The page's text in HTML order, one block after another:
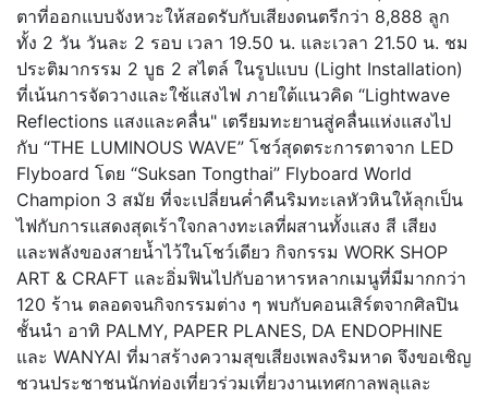
ตาที่ออกแบบจังหวะให้สอดรับกับเสียงดนตรีกว่า 8,888 ลูก
ทั้ง 2 วัน วันละ 2 รอบ เวลา 19.50 น. และเวลา 21.50 น. ชม
ประติมากรรม 2 บูธ 2 สไตล์ ในรูปแบบ (Light Installation)
ที่เน้นการจัดวางและใช้แสงไฟ ภายใต้แนวคิด “Lightwave
Reflections แสงและคลื่น" เตรียมทะยานสู่คลื่นแห่งแสงไป
กับ “THE LUMINOUS WAVE” โชว์สุดตระการตาจาก LED
Flyboard โดย “Suksan Tongthai” Flyboard World
Champion 3 สมัย ที่จะเปลี่ยนค่ำคืนริมทะเลหัวหินให้ลุกเป็น
ไฟกับการแสดงสุดเร้าใจกลางทะเลที่ผสานทั้งแสง สี เสียง
และพลังของสายน้ำไว้ในโชว์เดียว กิจกรรม WORK SHOP
ART & CRAFT และอิ่มฟินไปกับอาหารหลากเมนูที่มีมากกว่า
120 ร้าน ตลอดจนกิจกรรมต่าง ๆ พบกับคอนเสิร์ตจากศิลปิน
ชั้นนำ อาทิ PALMY, PAPER PLANES, DA ENDOPHINE
และ WANYAI ที่มาสร้างความสุขเสียงเพลงริมหาด จึงขอเชิญ
ชวนประชาชนนักท่องเที่ยวร่วมเที่ยวงานเทศกาลพลุและ